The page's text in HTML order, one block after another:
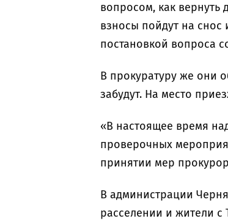
вопросом, как вернуть
взносы пойдут на снос
постановкой вопроса
В прокуратуру же они
забудут. На место
«В настоящее время
проверочных
принятии мер
В администрации
расселении и жители